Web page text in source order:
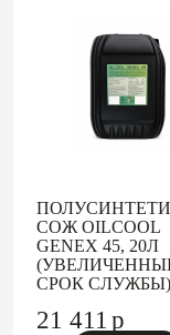
СОЖ OILCOOL
GENEX 45, 20Л
СРОК СЛУЖБЫ)
21 411p